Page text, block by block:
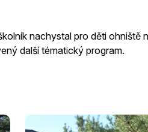
nachystal pro děti
další tématický program.